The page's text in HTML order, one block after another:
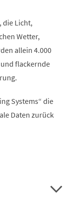
die Licht,
Wetter,
allein 4.000
flackernde
Systems“ die
Daten zurück